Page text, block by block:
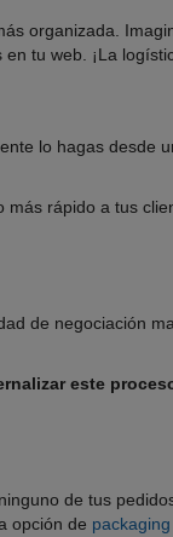
organizada.
tu web. ¡La
lo hagas desde
rápido a tus
de negociación
este
de tus
opción de